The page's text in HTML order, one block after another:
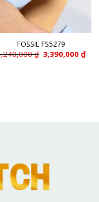
FOSSIL FS5279
₫ Giá
gốc
3,390,000₫Giá